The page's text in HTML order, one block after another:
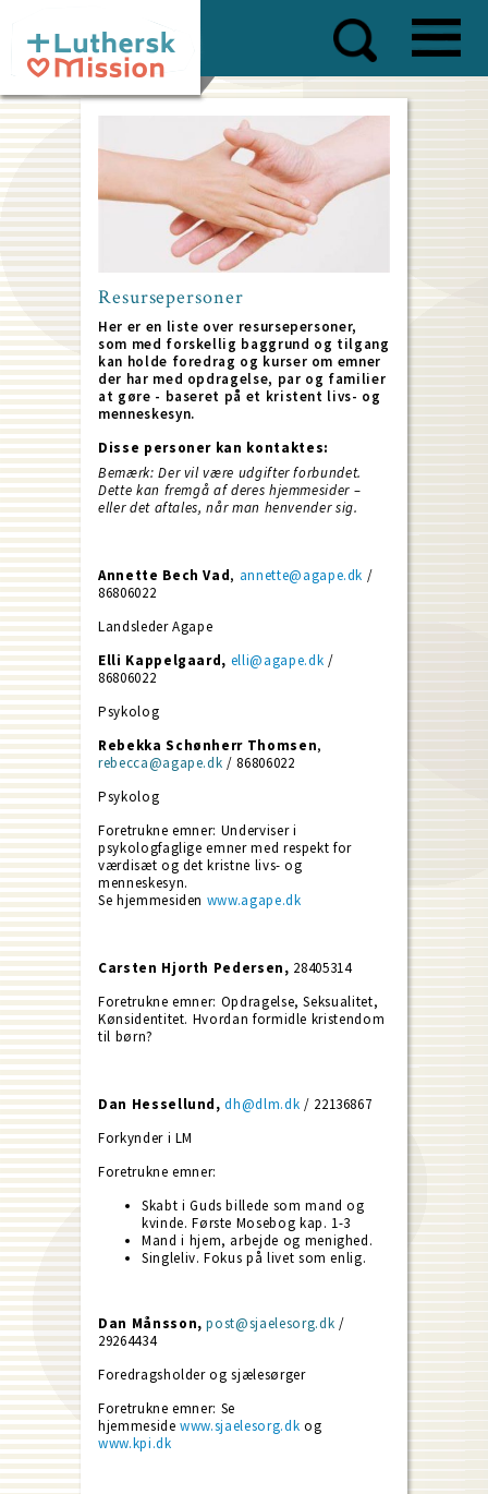
main
content
Resursepersoner
Her er en liste over resursepersoner,
som med forskellig baggrund og tilgang
kan holde foredrag og kurser om emner
der har med opdragelse, par og familier
at gøre - baseret på et kristent livs- og
menneskesyn.
Disse personer kan kontaktes:
Bemærk: Der vil være udgifter forbundet.
Dette kan fremgå af deres hjemmesider –
eller det aftales, når man henvender sig.
Annette Bech Vad, annette@agape.dk /
86806022
Landsleder Agape
Elli Kappelgaard, elli@agape.dk /
86806022
Psykolog
Rebekka Schønherr Thomsen,
rebecca@agape.dk / 86806022
Psykolog
Foretrukne emner: Underviser i
psykologfaglige emner med respekt for
værdisæt og det kristne livs- og
menneskesyn.
Se hjemmesiden www.agape.dk
Carsten Hjorth Pedersen, 28405314
Foretrukne emner: Opdragelse, Seksualitet,
Kønsidentitet. Hvordan formidle kristendom
til børn?
Dan Hessellund,dh@dlm.dk / 22136867
Forkynder i LM
Foretrukne emner:
Skabt i Guds billede som mand og
kvinde. Første Mosebog kap. 1-3
Mand i hjem, arbejde og menighed.
Singleliv. Fokus på livet som enlig.
Dan Månsson,post@sjaelesorg.dk /
29264434
Foredragsholder og sjælesørger
Foretrukne emner: Se
hjemmesidewww.sjaelesorg.dk og
www.kpi.dk